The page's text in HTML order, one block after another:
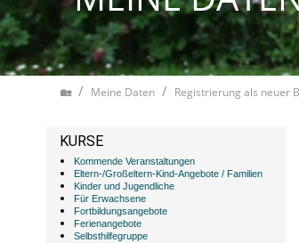
HomeMeine Daten Registrierung als neuer
KURSE
Kommende Veranstaltungen
Eltern-/Großeltern-Kind-Angebote / Familien
Kinder und Jugendliche
Für Erwachsene
Fortbildungsangebote
Ferienangebote
Selbsthilfegruppe